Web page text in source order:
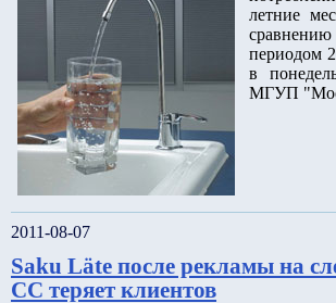
летние
периодом
в
МГУП
2011-08-07
Saku Läte после рекламы на
СС теряет клиентов